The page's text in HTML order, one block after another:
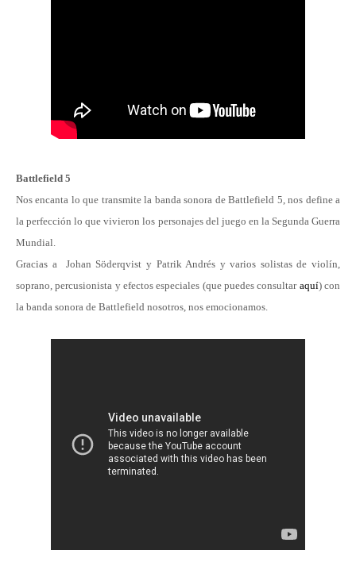
Battlefield 5
Nos encanta lo que transmite la banda sonora de Battlefield 5, nos define a
la perfección lo que vivieron los personajes del juego en la Segunda Guerra
Mundial.
Gracias a Johan Söderqvist y Patrik Andrés y varios solistas de violín,
soprano, percusionista y efectos especiales (que puedes consultar aquí) con
la banda sonora de Battlefield nosotros, nos emocionamos.